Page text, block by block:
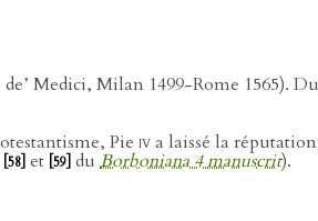
Medici, Milan 1499-Rome 1565).
Pie iva laissé la
[58] et [59] du Borboniana 4 manuscrit).